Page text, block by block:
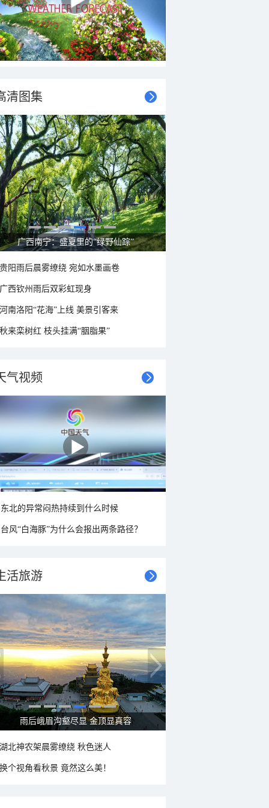
清图集
广西南宁：盛夏里的“绿野仙踪”
贵阳雨后晨雾缭绕 宛如水墨画卷
广西钦州雨后双彩虹现身
河南洛阳“花海”上线 美景引客来
秋来栾树红 枝头挂满“胭脂果”
气视频
东北的异常闷热持续到什么时候
台风“白海豚”为什么会报出两条路径？
活旅游
雨后峨眉沟壑尽显 金顶显真容
湖北神农架晨雾缭绕 秋色迷人
换个视角看秋景 竟然这么美！